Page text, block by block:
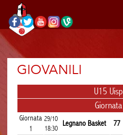
GIOVANILI
U15 Uisp
Giornata
Giornata
1
29/10
18:30
Legnano Basket 77